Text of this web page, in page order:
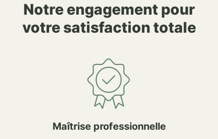
Notre engagement pour
votre satisfaction totale
Maîtrise professionnelle